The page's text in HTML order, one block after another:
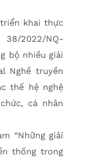
khai thực
2022/NQ-
bộ nhiều giải
Nghề truyền
thế hệ nghệ
cá nhân
“Những giải
thống trong